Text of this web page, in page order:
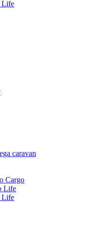
Life
caravan
Cargo
Life
Life